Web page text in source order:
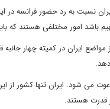
نسبت به رد حضور فرانسه
امور مختلفی هستند که باید
ایران در کمیته چهار
شود. ایران تنها کشور از
قدرت هستند.